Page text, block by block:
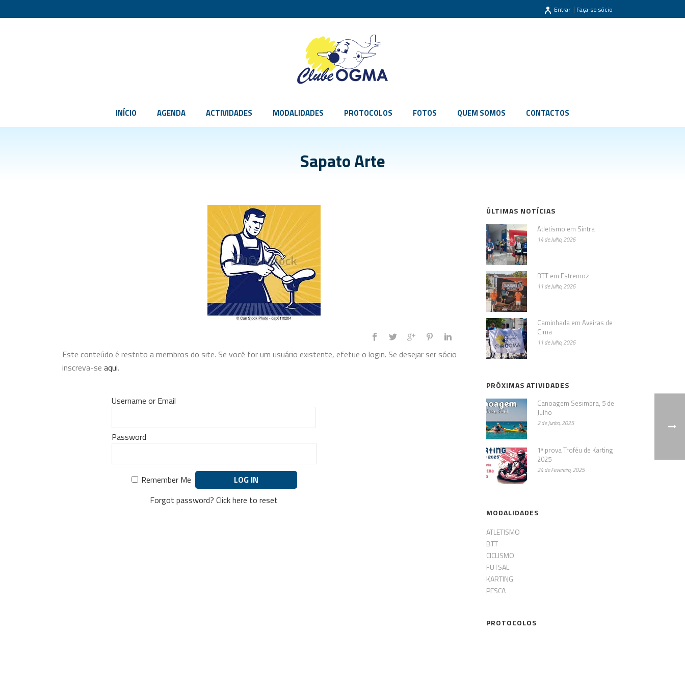
Entrar | Faça-se sócio
INÍCIO AGENDA ACTIVIDADES MODALIDADES PROTOCOLOS FOTOS QUEM SOMOS CONTACTOS
Sapato Arte
Este conteúdo é restrito a membros do site. Se você for um usuário existente, efetue o login. Se desejar ser sócio
inscreva-se aqui.
Username or Email
Password
Remember Me
Forgot password? Click here to reset
ÚLTIMAS NOTÍCIAS
Atletismo em Sintra
14 de Julho, 2026
BTT em Estremoz
11 de Julho, 2026
Caminhada em Aveiras de
Cima
11 de Julho, 2026
PRÓXIMAS ATIVIDADES
Canoagem Sesimbra, 5 de
Julho
2 de Junho, 2025
1ª prova Troféu de Karting
2025
24 de Fevereiro, 2025
MODALIDADES
ATLETISMO
BTT
CICLISMO
FUTSAL
KARTING
PESCA
PROTOCOLOS